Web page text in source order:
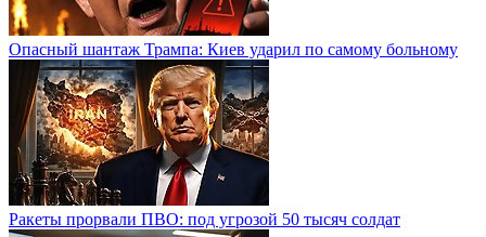
Опасный шантаж Трампа: Киев ударил по самому больному
Ракеты прорвали ПВО: под угрозой 50 тысяч солдат